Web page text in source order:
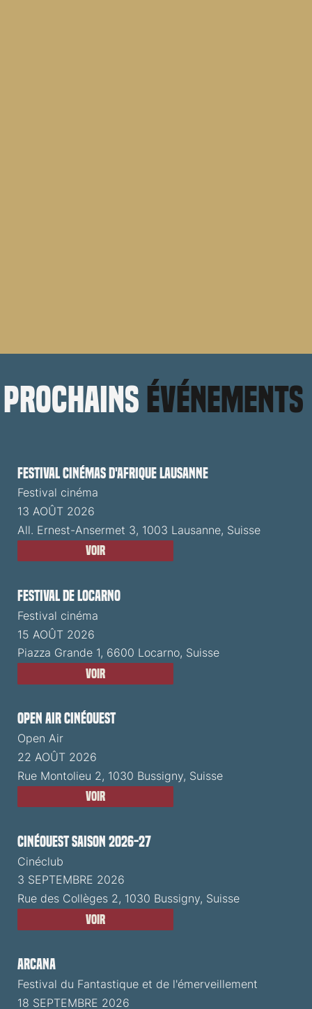
prochains événements
Festival cinémas d'Afrique Lausanne
Festival cinéma
13 AOÛT 2026
All. Ernest-Ansermet 3, 1003 Lausanne, Suisse
Voir
Festival de Locarno
Festival cinéma
15 AOÛT 2026
Piazza Grande 1, 6600 Locarno, Suisse
Voir
Open Air CinéOuest
Open Air
22 AOÛT 2026
Rue Montolieu 2, 1030 Bussigny, Suisse
Voir
CinéOuest Saison 2026-27
Cinéclub
3 SEPTEMBRE 2026
Rue des Collèges 2, 1030 Bussigny, Suisse
Voir
ARCANA
Festival du Fantastique et de l'émerveillement
18 SEPTEMBRE 2026